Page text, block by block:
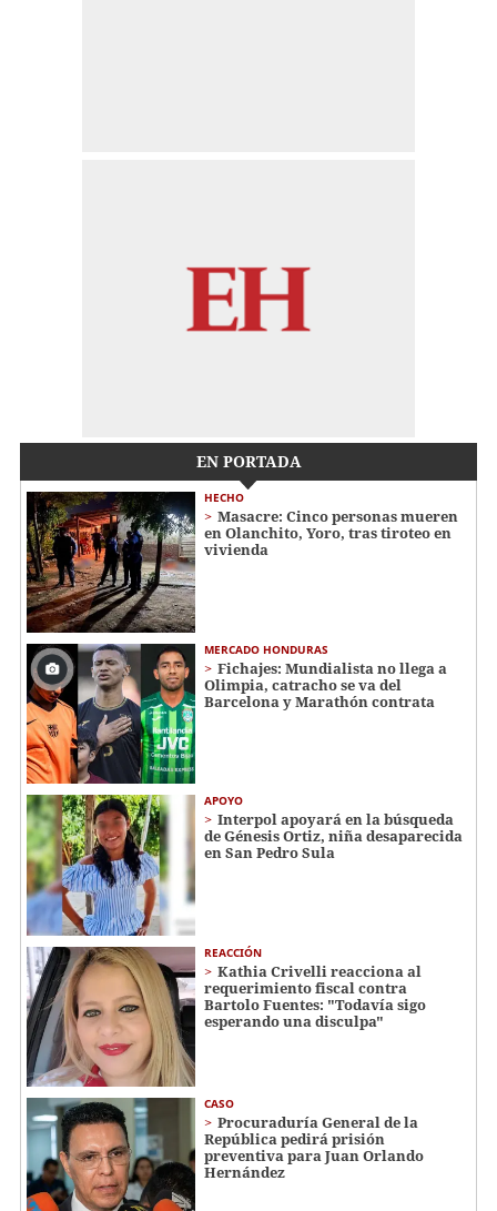
EN PORTADA
HECHO
Masacre: Cinco personas mueren
en Olanchito, Yoro, tras tiroteo en
vivienda
MERCADO HONDURAS
Fichajes: Mundialista no llega a
Olimpia, catracho se va del
Barcelona y Marathón contrata
APOYO
Interpol apoyará en la búsqueda
de Génesis Ortiz, niña desaparecida
en San Pedro Sula
REACCIÓN
Kathia Crivelli reacciona al
requerimiento fiscal contra
Bartolo Fuentes: "Todavía sigo
esperando una disculpa"
CASO
Procuraduría General de la
República pedirá prisión
preventiva para Juan Orlando
Hernández